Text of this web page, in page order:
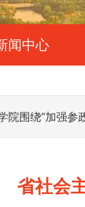
闻中心
院围绕“加强参
省社会